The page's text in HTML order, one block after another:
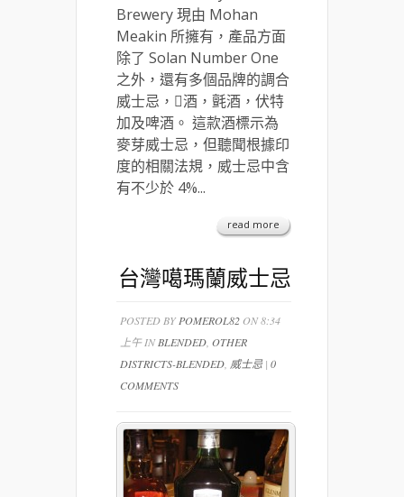
Brewery 現由 Mohan
Meakin 所擁有，產品方面
除了 Solan Number One
之外，還有多個品牌的調合
威士忌，酒，氈酒，伏特
加及啤酒。 這款酒標示為
麥芽威士忌，但聽聞根據印
度的相關法規，威士忌中含
有不少於 4%...
read more
台灣噶瑪蘭威士忌
POSTED BY POMEROL82 ON 8:34
上午 INBLENDED OTHER
DISTRICTS-BLENDED 威士忌| 0
COMMENTS